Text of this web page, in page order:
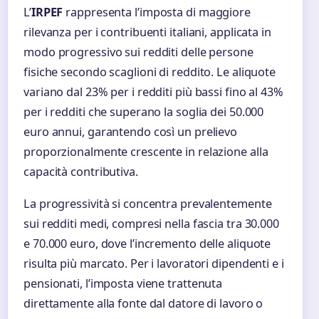
L’IRPEF rappresenta l’imposta di maggiore
rilevanza per i contribuenti italiani, applicata in
modo progressivo sui redditi delle persone
fisiche secondo scaglioni di reddito. Le aliquote
variano dal 23% per i redditi più bassi fino al 43%
per i redditi che superano la soglia dei 50.000
euro annui, garantendo così un prelievo
proporzionalmente crescente in relazione alla
capacità contributiva.
La progressività si concentra prevalentemente
sui redditi medi, compresi nella fascia tra 30.000
e 70.000 euro, dove l’incremento delle aliquote
risulta più marcato. Per i lavoratori dipendenti e i
pensionati, l’imposta viene trattenuta
direttamente alla fonte dal datore di lavoro o